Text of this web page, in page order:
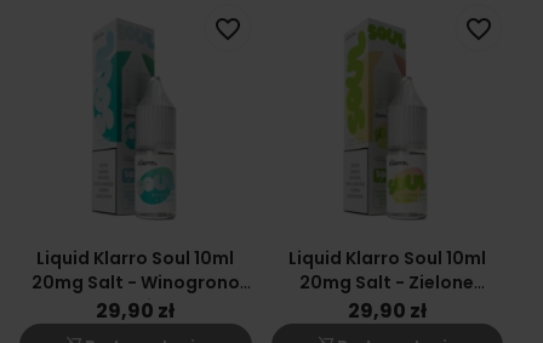
Liquid Klarro Soul 10ml
20mg Salt - Winogrono
Tequila
29,90 zł
favorite_border
Liquid Klarro Soul 10ml
20mg Salt - Zielone
Jabłko Guawa Cytryna
29,90 zł
favorite_border